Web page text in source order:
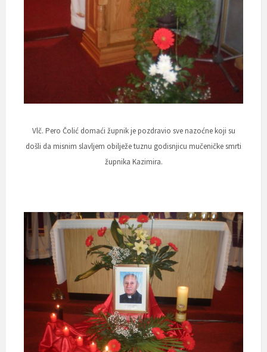
Vlč. Pero Čolić domaći župnik je pozdravio sve nazoćne koji su
došli da misnim slavljem obilježe tuznu godisnjicu mučeničke smrti
župnika Kazimira.